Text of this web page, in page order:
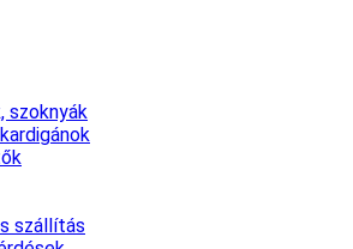
szoknyák
szállítás